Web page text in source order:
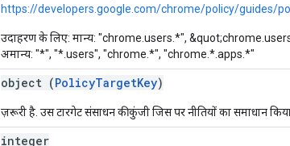
https://developers.google.com/chrome/policy/guides/
उदाहरण के लिए: मान्य: "chrome.users.*",
अमान्य: "*", "*.users", "chrome.*", "chrome.*.apps.*"
object (PolicyTargetKey)
ज़रूरी है. उस टारगेट संसाधन की कुंजी जिस पर नीतियों का समाधान किया
integer